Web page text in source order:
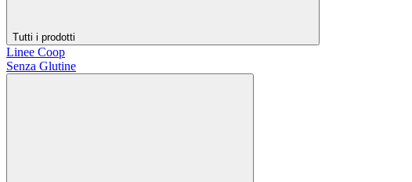
Tutti i prodotti
Linee Coop
Senza Glutine